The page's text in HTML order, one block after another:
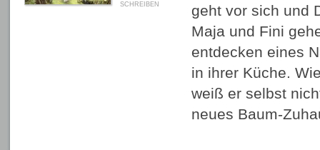
SCHREIBEN
geht vor sich und
Maja und Fini
entdecken eines
in ihrer Küche.
weiß er selbst
neues Baum-